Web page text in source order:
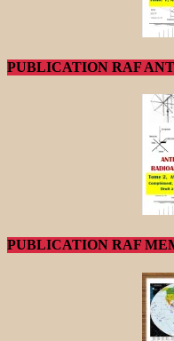
PUBLICATION RAF
PUBLICATION RAF